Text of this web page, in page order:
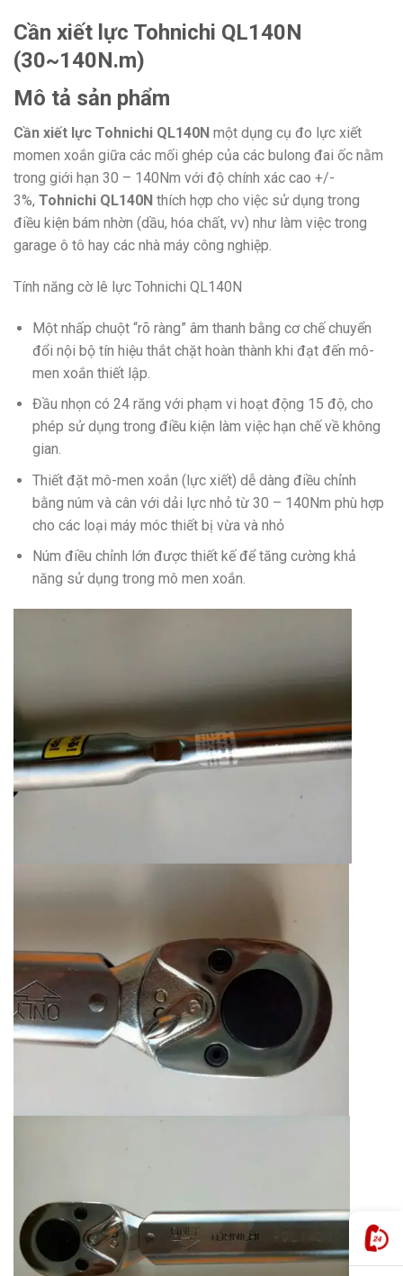
Cần xiết lực Tohnichi QL140N
(30~140N.m)
Mô tả sản phẩm
Cần xiết lực Tohnichi QL140N một dụng cụ đo lực xiết
momen xoắn giữa các mối ghép của các bulong đai ốc nằm
trong giới hạn 30 – 140Nm với độ chính xác cao +/-
3%, Tohnichi QL140N thích hợp cho việc sử dụng trong
điều kiện bám nhờn (dầu, hóa chất, vv) như làm việc trong
garage ô tô hay các nhà máy công nghiệp.
Tính năng cờ lê lực Tohnichi QL140N
Một nhấp chuột “rõ ràng” âm thanh bằng cơ chế chuyển
đổi nội bộ tín hiệu thắt chặt hoàn thành khi đạt đến mô-
men xoắn thiết lập.
Đầu nhọn có 24 răng với phạm vi hoạt động 15 độ, cho
phép sử dụng trong điều kiện làm việc hạn chế về không
gian.
Thiết đặt mô-men xoắn (lực xiết) dễ dàng điều chỉnh
bằng núm và cân với dải lực nhỏ từ 30 – 140Nm phù hợp
cho các loại máy móc thiết bị vừa và nhỏ
Núm điều chỉnh lớn được thiết kế để tăng cường khả
năng sử dụng trong mô men xoắn.